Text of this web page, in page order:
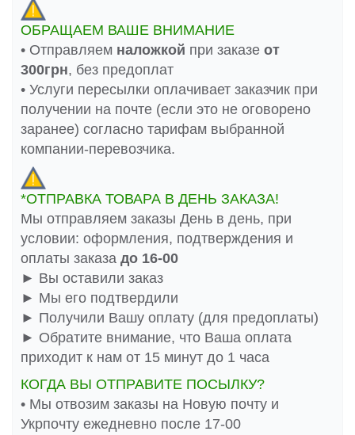
ОБРАЩАЕМ ВАШЕ ВНИМАНИЕ
• Отправляем наложкой при заказе от
300грн, без предоплат
• Услуги пересылки оплачивает заказчик при
получении на почте (если это не оговорено
заранее) согласно тарифам выбранной
компании-перевозчика.
*ОТПРАВКА ТОВАРА В ДЕНЬ ЗАКАЗА!
Мы отправляем заказы День в день, при
условии: оформления, подтверждения и
оплаты заказа до 16-00
► Вы оставили заказ
► Мы его подтвердили
► Получили Вашу оплату (для предоплаты)
► Обратите внимание, что Ваша оплата
приходит к нам от 15 минут до 1 часа
КОГДА ВЫ ОТПРАВИТЕ ПОСЫЛКУ?
• Мы отвозим заказы на Новую почту и
Укрпочту ежедневно после 17-00